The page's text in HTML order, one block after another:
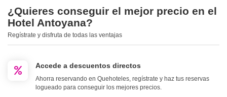
¿Quieres conseguir el mejor precio en el
Hotel Antoyana?
Regístrate y disfruta de todas las ventajas
Accede a descuentos directos
Ahorra reservando en Quehoteles, regístrate y haz tus reservas
logueado para conseguir los mejores precios.